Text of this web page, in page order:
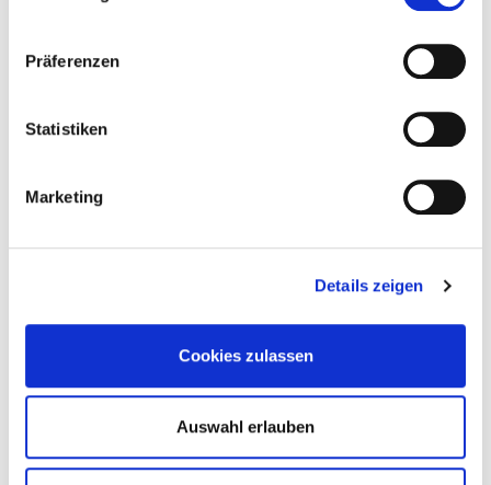
Präferenzen
Statistiken
Marketing
Details zeigen
Cookies zulassen
Auswahl erlauben
8,0 x 302 mm 60 mm
16,0 mm